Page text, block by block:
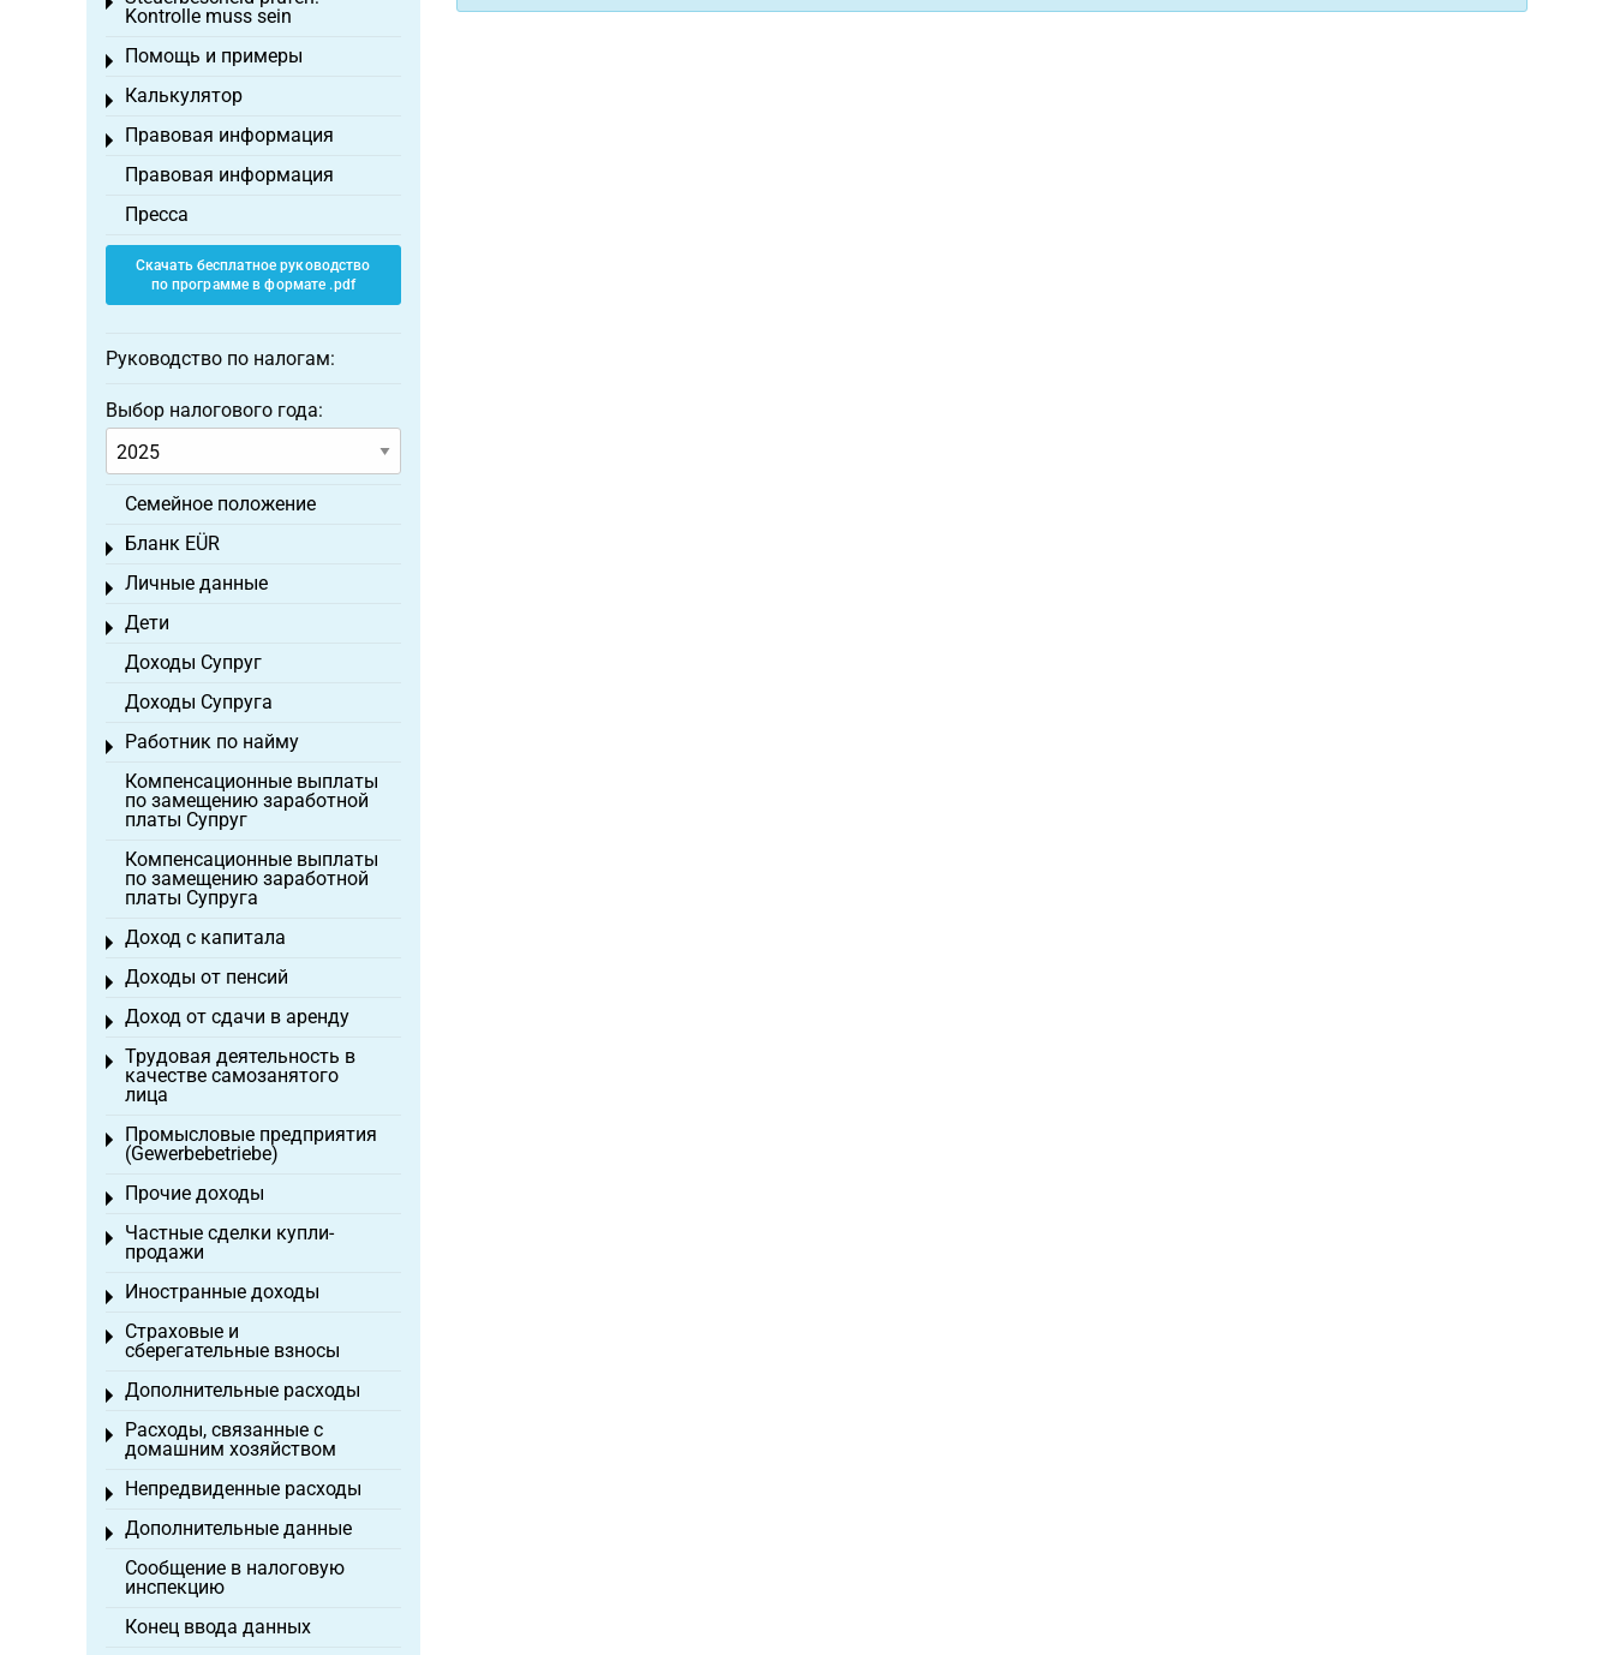
Kontrolle muss sein
Помощь и примеры
Toggle menu
Калькулятор
Toggle menu
Правовая информация
Toggle menu
Правовая информация
Пресса
Скачать бесплатное руководство
по программе в формате .pdf
Руководство по налогам:
Выбор налогового года:
Семейное положение
Бланк EÜR
Toggle menu
Личные данные
Toggle menu
Дети
Toggle menu
Доходы Супруг
Доходы Супруга
Работник по найму
Toggle menu
Компенсационные выплаты
по замещению заработной
платы Супруг
Компенсационные выплаты
по замещению заработной
платы Супруга
Доход с капитала
Toggle menu
Доходы от пенсий
Toggle menu
Доход от сдачи в аренду
Toggle menu
Трудовая деятельность в
качестве самозанятого
лица
Toggle menu
Промысловые предприятия
(Gewerbebetriebe)
Toggle menu
Прочие доходы
Toggle menu
Частные сделки купли-
продажи
Toggle menu
Иностранные доходы
Toggle menu
Страховые и
сберегательные взносы
Toggle menu
Дополнительные расходы
Toggle menu
Расходы, связанные с
домашним хозяйством
Toggle menu
Непредвиденные расходы
Toggle menu
Дополнительные данные
Toggle menu
Сообщение в налоговую
инспекцию
Конец ввода данных